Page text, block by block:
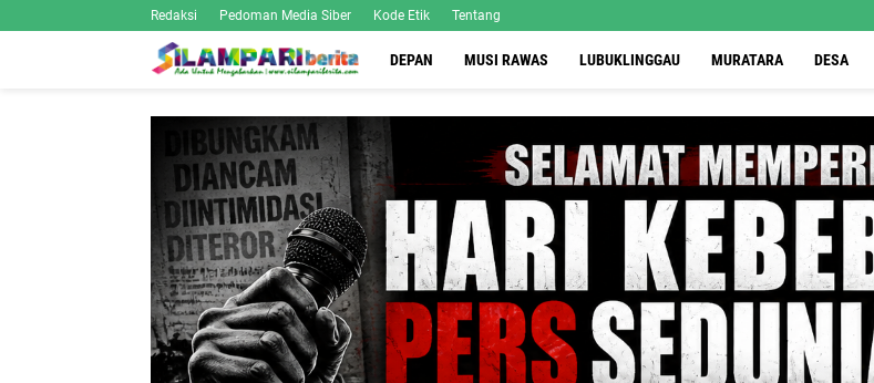
Redaksi Pedoman Media Siber Kode Etik Tentang
DEPAN MUSI RAWAS LUBUKLINGGAU MURATARA DESA